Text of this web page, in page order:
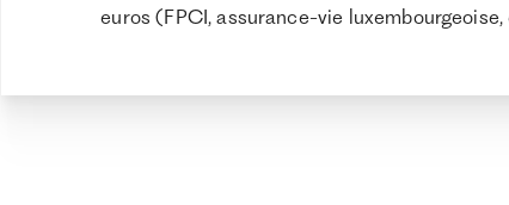
euros (FPCI, assurance-vie luxembourgeoise,